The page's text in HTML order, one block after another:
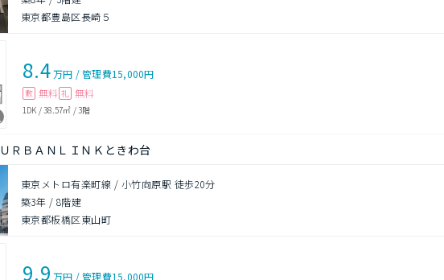
東京都豊島区長崎５
8.4万円 /管理費15,000円
敷 無料 礼 無料
1DK /38.57㎡ /3階
ＵＲＢＡＮＬＩＮＫときわ台
東京メトロ有楽町線 / 小竹向原駅 徒歩20分
築3年 / 8階建
東京都板橋区東山町
9.9 万円 /管理費15,000円